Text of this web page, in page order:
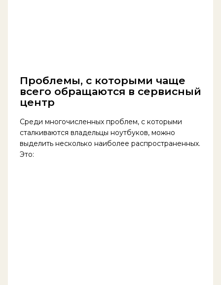
Проблемы, с которыми чаще
всего обращаются в сервисный
центр
Среди многочисленных проблем, с которыми
сталкиваются владельцы ноутбуков, можно
выделить несколько наиболее распространенных.
Это: